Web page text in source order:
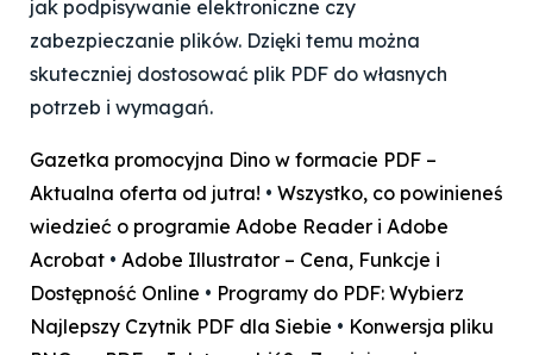
jak podpisywanie elektroniczne czy
zabezpieczanie plików. Dzięki temu można
skuteczniej dostosować plik PDF do własnych
potrzeb i wymagań.
Gazetka promocyjna Dino w formacie PDF –
Aktualna oferta od jutra! • Wszystko, co powinieneś
wiedzieć o programie Adobe Reader i Adobe
Acrobat • Adobe Illustrator – Cena, Funkcje i
Dostępność Online • Programy do PDF: Wybierz
Najlepszy Czytnik PDF dla Siebie • Konwersja pliku